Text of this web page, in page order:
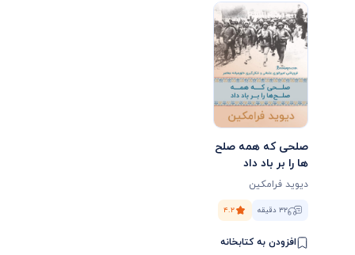
صلحی که همه صلح
ها را بر باد داد
دیوید فرامکین
۳۲ دقیقه ۴.۲
افزودن به کتابخانه